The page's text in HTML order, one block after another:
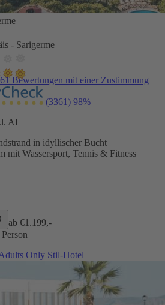
- Sarigerme
Bewertungen mit einer Zustimmung
(3361) 98%
AI
in idyllischer Bucht
mit Wassersport, Tennis & Fitness
ab €1.199,-
Only Stil-Hotel